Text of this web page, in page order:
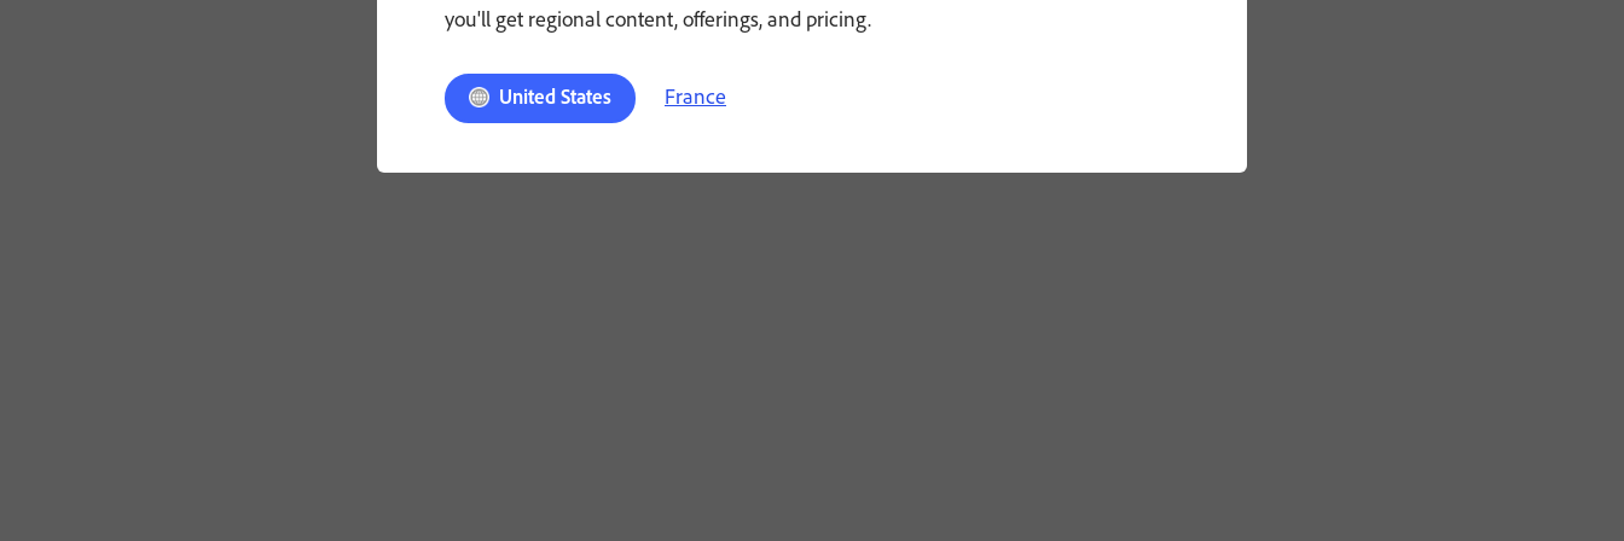
you'll get regional content, offerings, and pricing.
United States France